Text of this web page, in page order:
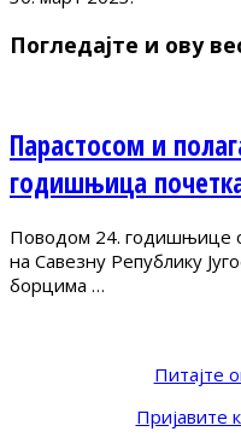
Погледајте и ову
Парастосом и
годишњица
Поводом 24. годишњице
на Савезну Републику
борцима …
Питајте
Пријавите